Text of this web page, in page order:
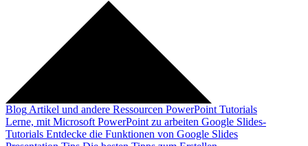
Blog Artikel und andere Ressourcen PowerPoint Tutorials
Lerne, mit Microsoft PowerPoint zu arbeiten Google Slides-
Tutorials Entdecke die Funktionen von Google Slides